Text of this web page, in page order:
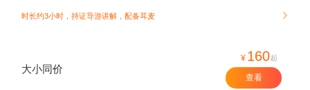
时长约3小时，持证导游讲解，配备耳麦 
大小同价
¥ 160起
查看